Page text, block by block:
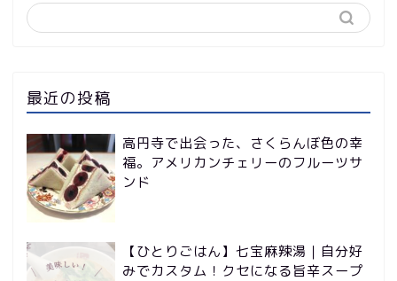
最近の投稿
高円寺で出会った、さくらんぼ色の幸
福。アメリカンチェリーのフルーツサ
ンド
【ひとりごはん】七宝麻辣湯｜自分好
みでカスタム！クセになる旨辛スープ